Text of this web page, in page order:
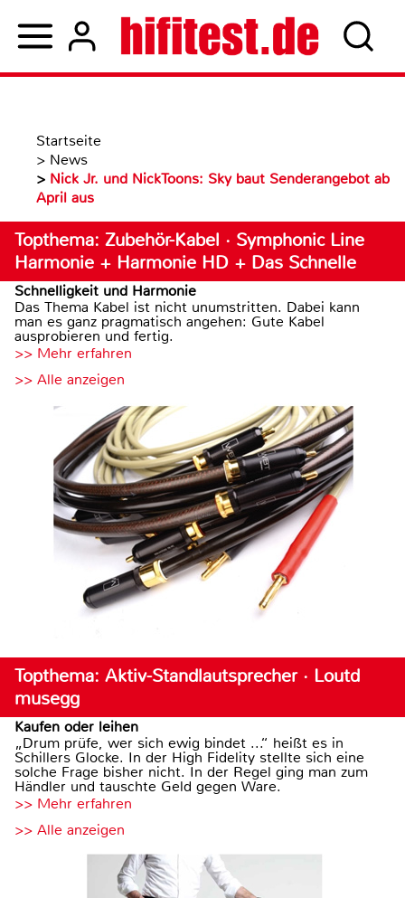
Startseite
> News
> Nick Jr. und NickToons: Sky baut Senderangebot ab
April aus
Topthema: Zubehör-Kabel · Symphonic Line
Harmonie + Harmonie HD + Das Schnelle
Schnelligkeit und Harmonie
Das Thema Kabel ist nicht unumstritten. Dabei kann
man es ganz pragmatisch angehen: Gute Kabel
ausprobieren und fertig.
>> Mehr erfahren
>> Alle anzeigen
Topthema: Aktiv-Standlautsprecher · Loutd
musegg
Kaufen oder leihen
„Drum prüfe, wer sich ewig bindet ...“ heißt es in
Schillers Glocke. In der High Fidelity stellte sich eine
solche Frage bisher nicht. In der Regel ging man zum
Händler und tauschte Geld gegen Ware.
>> Mehr erfahren
>> Alle anzeigen